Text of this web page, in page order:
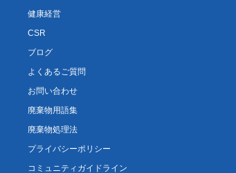
健康経営
CSR
ブログ
よくあるご質問
お問い合わせ
廃棄物用語集
廃棄物処理法
プライバシーポリシー
コミュニティガイドライン